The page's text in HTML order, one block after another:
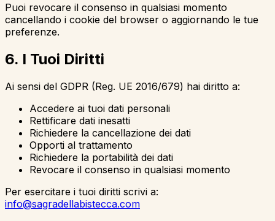
Puoi revocare il consenso in qualsiasi momento
cancellando i cookie del browser o aggiornando le tue
preferenze.
6. I Tuoi Diritti
Ai sensi del GDPR (Reg. UE 2016/679) hai diritto a:
Accedere ai tuoi dati personali
Rettificare dati inesatti
Richiedere la cancellazione dei dati
Opporti al trattamento
Richiedere la portabilità dei dati
Revocare il consenso in qualsiasi momento
Per esercitare i tuoi diritti scrivi a:
info@sagradellabistecca.com